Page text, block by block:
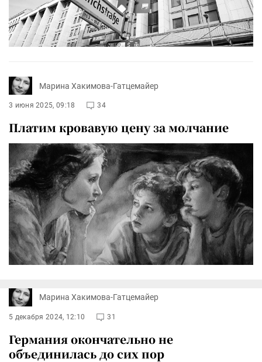
Марина Хакимова-Гатцемайер
3 июня 2025, 09:18 34
Платим кровавую цену за молчание
Марина Хакимова-Гатцемайер
5 декабря 2024, 12:10 31
Германия окончательно не
объединилась до сих пор